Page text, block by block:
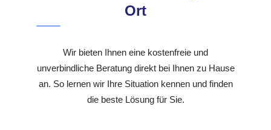
Ort
Wir bieten Ihnen eine kostenfreie und
unverbindliche Beratung direkt bei Ihnen zu Hause
an. So lernen wir Ihre Situation kennen und finden
die beste Lösung für Sie.